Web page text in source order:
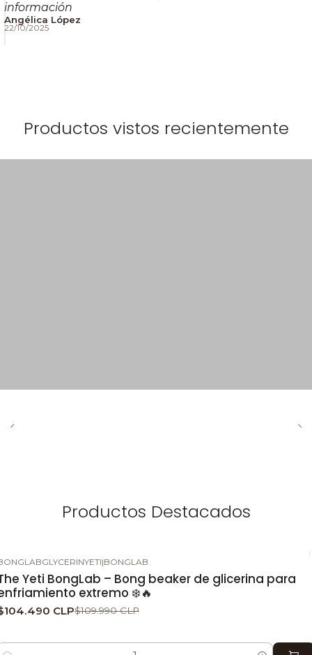
información
Angélica López
22/10/2025
Productos vistos recientemente
Productos Destacados
|BONGLAB
Yeti BongLab – Bong beaker de glicerina para
extremo ❄️🔥
CLP$109.990 CLP